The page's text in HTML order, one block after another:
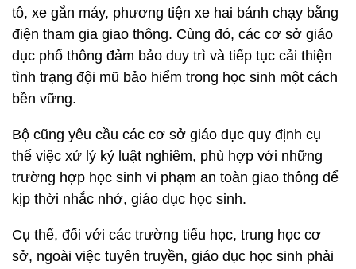
tô, xe gắn máy, phương tiện xe hai bánh chạy bằng
điện tham gia giao thông. Cùng đó, các cơ sở giáo
dục phổ thông đảm bảo duy trì và tiếp tục cải thiện
tình trạng đội mũ bảo hiểm trong học sinh một cách
bền vững.
Bộ cũng yêu cầu các cơ sở giáo dục quy định cụ
thể việc xử lý kỷ luật nghiêm, phù hợp với những
trường hợp học sinh vi phạm an toàn giao thông để
kịp thời nhắc nhở, giáo dục học sinh.
Cụ thể, đối với các trường tiểu học, trung học cơ
sở, ngoài việc tuyên truyền, giáo dục học sinh phải